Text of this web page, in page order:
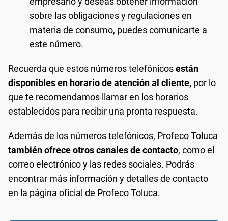
sobre las obligaciones y regulaciones en
materia de consumo, puedes comunicarte a
este número.
Recuerda que estos números telefónicosestán
disponibles en horario de atención al cliente, por lo
que te recomendamos llamar en los horarios
establecidos para recibir una pronta respuesta.
Además de los números telefónicos, Profeco Toluca
también ofrece otros canales de contacto, como el
correo electrónico y las redes sociales. Podrás
encontrar más información y detalles de contacto
en la página oficial de Profeco Toluca.